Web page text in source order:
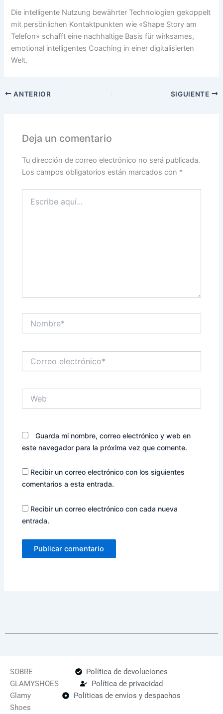
Die intelligente Nutzung bewährter Technologien gekoppelt
mit persönlichen Kontaktpunkten wie «Shape Story am
Telefon» schafft eine nachhaltige Basis für wirksames,
emotional intelligentes Coaching in einer digitalisierten
Welt.
ANTERIOR SIGUIENTE
Deja un comentario
Tu dirección de correo electrónico no será publicada.
Los campos obligatorios están marcados con *
aquí...
electrónico*
Guarda mi nombre, correo electrónico y web en
este navegador para la próxima vez que comente.
Recibir un correo electrónico con los siguientes
comentarios a esta entrada.
Recibir un correo electrónico con cada nueva
entrada.
SOBRE
GLAMYSHOES
Glamy
Shoes
Política de devoluciones
Política de privacidad
Políticas de envíos y despachos